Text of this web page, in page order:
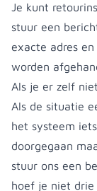
Je kunt
stuur een
exacte adres
worden
Als je er zelf
Als de situatie
het systeem
doorgegaan
stuur ons een
hoef je niet drie